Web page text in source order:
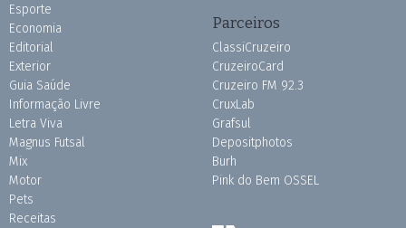
Esporte
Economia
Editorial
Exterior
Guia Saúde
Informação Livre
Letra Viva
Magnus Futsal
Mix
Motor
Pets
Receitas
Parceiros
ClassiCruzeiro
CruzeiroCard
Cruzeiro FM 92.3
CruxLab
Grafsul
Depositphotos
Burh
Pink do Bem OSSEL